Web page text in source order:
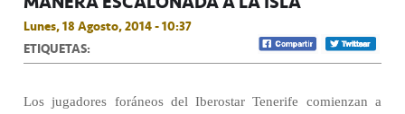
Lunes, 18 Agosto, 2014 - 10:37
ETIQUETAS:
Los jugadores foráneos del Iberostar Tenerife comienzan a